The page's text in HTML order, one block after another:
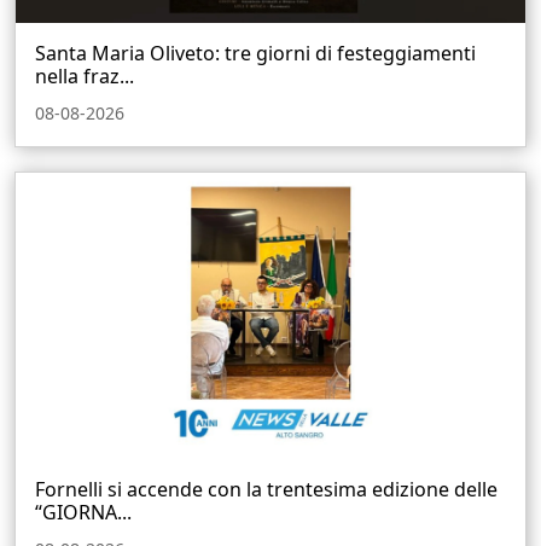
Santa Maria Oliveto: tre giorni di festeggiamenti
nella fraz...
08-08-2026
Fornelli si accende con la trentesima edizione delle
“GIORNA...